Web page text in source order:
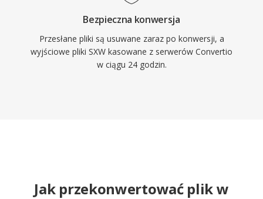
Bezpieczna konwersja
Przesłane pliki są usuwane zaraz po konwersji, a
wyjściowe pliki SXW kasowane z serwerów Convertio
w ciągu 24 godzin.
Jak przekonwertować plik w